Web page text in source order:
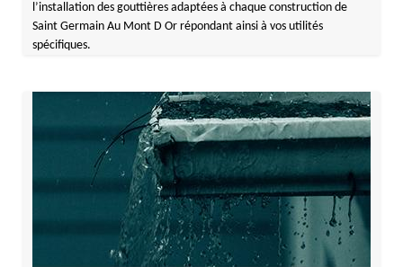
l’installation des gouttières adaptées à chaque construction de
Saint Germain Au Mont D Or répondant ainsi à vos utilités
spécifiques.